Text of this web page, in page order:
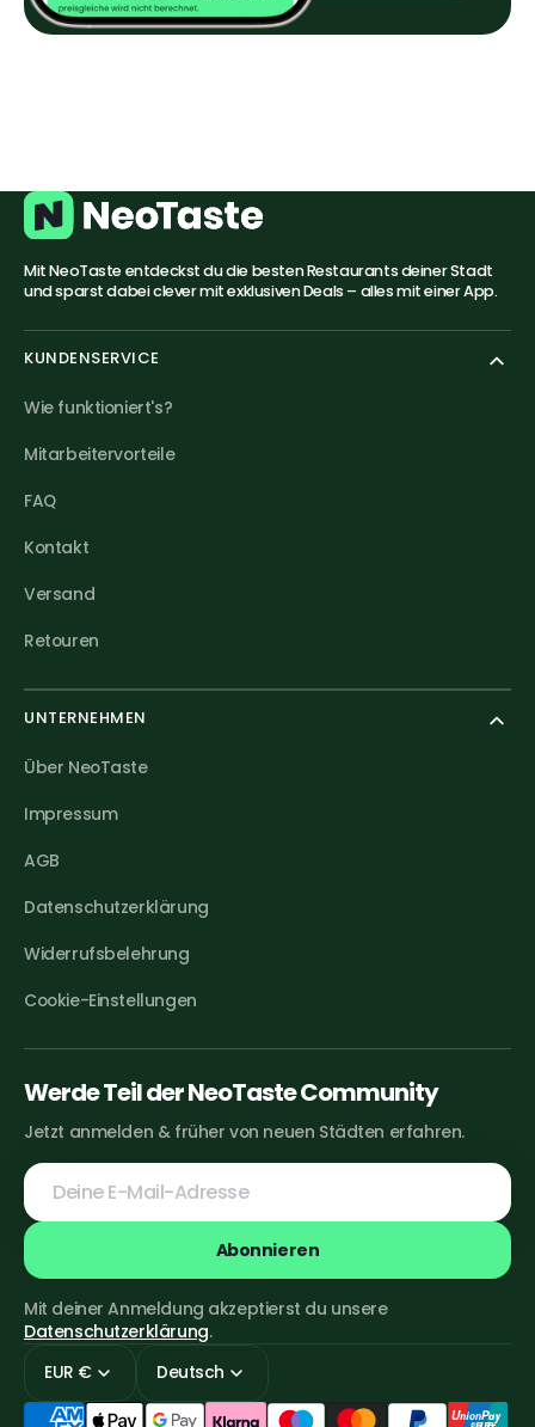
Mit NeoTaste entdeckst du die besten Restaurants deiner Stadt
und sparst dabei clever mit exklusiven Deals – alles mit einer App.
KUNDENSERVICE
Wie funktioniert's?
Mitarbeitervorteile
FAQ
Kontakt
Versand
Retouren
UNTERNEHMEN
Über NeoTaste
Impressum
AGB
Datenschutzerklärung
Widerrufsbelehrung
Cookie-Einstellungen
Werde Teil der NeoTaste Community
Jetzt anmelden & früher von neuen Städten erfahren.
Deine
Mail-
Adresse
Abonnieren
Mit deiner Anmeldung akzeptierst du unsere
Datenschutzerklärung.
EUR € Deutsch